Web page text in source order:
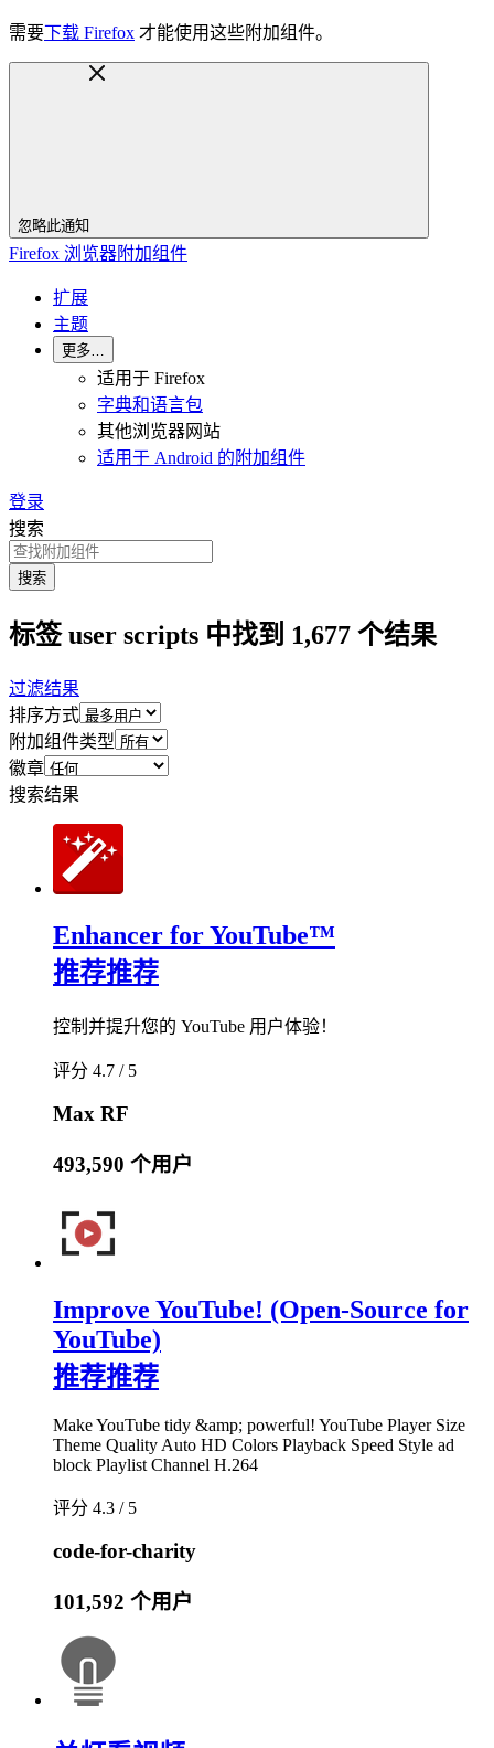
需要下载 Firefox 才能使用这些附加组件。
忽略此通知
Firefox 浏览器附加组件
扩展
主题
更多…
适用于 Firefox
字典和语言包
其他浏览器网站
适用于 Android 的附加组件
登录
搜索
搜索
标签 user scripts 中找到 1,677 个结果
过滤结果
排序方式
附加组件类型
徽章
搜索结果
Enhancer for YouTube™
推荐推荐
控制并提升您的 YouTube 用户体验！
评分 4.7 / 5
Max RF
493,590 个用户
Improve YouTube! (Open-Source for
YouTube)
推荐推荐
Make YouTube tidy &amp; powerful! YouTube Player Size
Theme Quality Auto HD Colors Playback Speed Style ad
block Playlist Channel H.264
评分 4.3 / 5
code-for-charity
101,592 个用户